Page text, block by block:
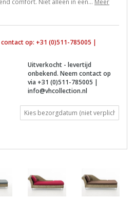
op: +31 (0)511-785005 |
Uitverkocht - levertijd
onbekend. Neem contact op
via +31 (0)511-785005 |
info@vhcollection.nl